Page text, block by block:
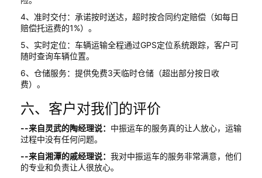
4、准时交付：承诺按时送达，超时按合同约定赔偿（如每日
赔偿托运费的1%）。
5、实时定位：车辆运输全程通过GPS定位系统跟踪，客户可
随时查询车辆位置。
6、仓储服务：提供免费3天临时仓储（超出部分按日收
费）。
六、客户对我们的评价
--来自灵武的陶经理说： 中振运车的服务真的让人放心，运输
过程中没有任何问题。
--来自湘潭的戚经理说： 我对中振运车的服务非常满意，他们
的专业和负责让人很放心。